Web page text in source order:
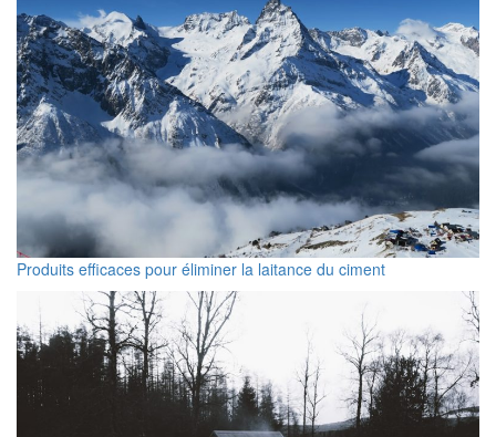
Produits efficaces pour éliminer la laitance du ciment